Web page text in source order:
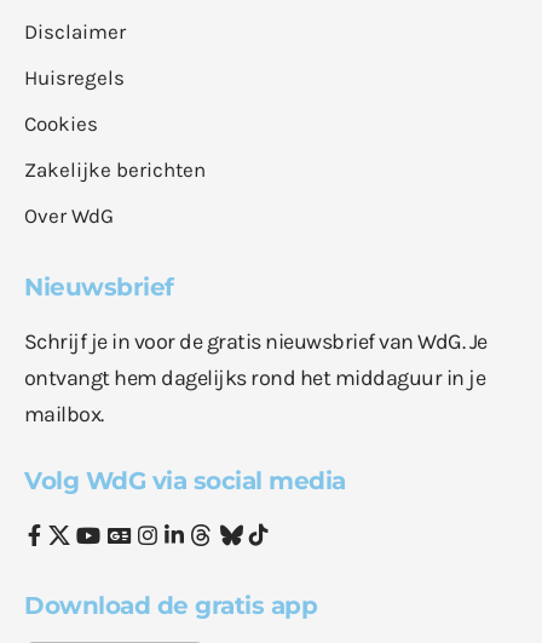
Disclaimer
Huisregels
Cookies
Zakelijke berichten
Over WdG
Nieuwsbrief
Schrijf je in voor de gratis nieuwsbrief van WdG. Je
ontvangt hem dagelijks rond het middaguur in je
mailbox.
Volg WdG via social media
Download de gratis app